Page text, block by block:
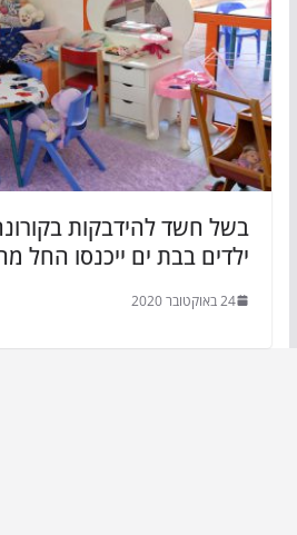
בשל חשד להידבקות
ילדים בבת ים ייכנסו החל
24 באוקטובר 2020